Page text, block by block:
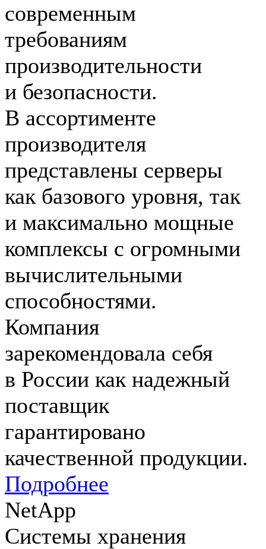
современным
требованиям
производительности
и безопасности.
В ассортименте
производителя
представлены серверы
как базового уровня, так
и максимально мощные
комплексы с огромными
вычислительными
способностями.
Компания
зарекомендовала себя
в России как надежный
поставщик
гарантировано
качественной продукции.
Подробнее
NetApp
Системы хранения